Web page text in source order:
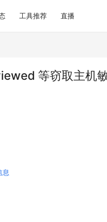
工具推荐 直播
等窃取主机